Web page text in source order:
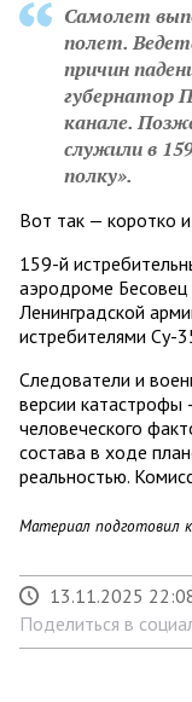
Самолет
полет.
причин
губернатор
канале.
служили в
полку».
Вот так — коротко
159-й
аэродроме Бесовец
Ленинградской
истребителями Су-
Следователи и
версии катастрофы
человеческого
состава в ходе
реальностью.
Материал подготовил
13.11.2025
Поделиться в